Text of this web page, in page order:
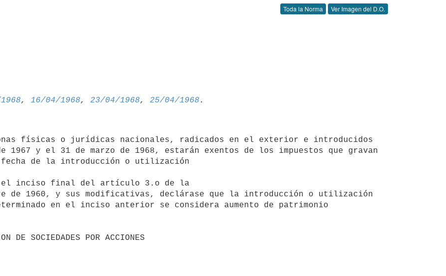
Toda la Norma Ver Imagen del D.O.
, 16/04/1968, 23/04/1968, 25/04/1968
físicas o jurídicas nacionales, radicados en el exterior e introducidos
y el 31 de marzo de 1968, estarán exentos de los impuestos que gravan
de la introducción o utilización
el inciso final del artículo 3.o de la
de 1960, y sus modificativas, declárase que la introducción o utilización
en el inciso anterior se considera aumento de patrimonio